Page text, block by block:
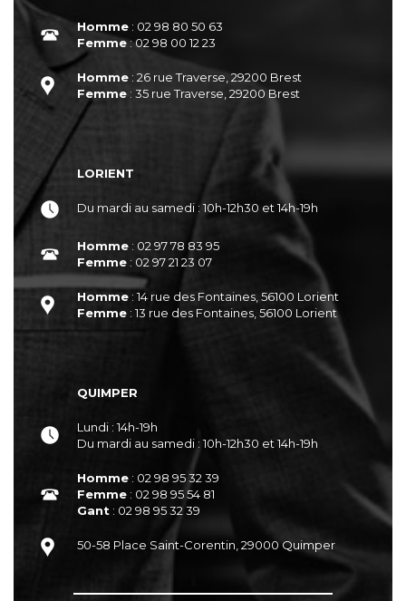
Homme : 02 98 80 50 63
Femme: 02 98 00 12 23
Homme : 26 rue Traverse, 29200 Brest
Femme : 35 rue Traverse, 29200 Brest
LORIENT
Du mardi au samedi : 10h-12h30 et 14h-19h
Homme : 02 97 78 83 95
Femme : 02 97 21 23 07
Homme : 14 rue des Fontaines, 56100 Lorient
Femme : 13 rue des Fontaines, 56100 Lorient
QUIMPER
Lundi : 14h-19h
Du mardi au samedi : 10h-12h30 et 14h-19h
Homme : 02 98 95 32 39
Femme : 02 98 95 54 81
Gant : 02 98 95 32 39
50-58 Place Saint-Corentin, 29000 Quimper